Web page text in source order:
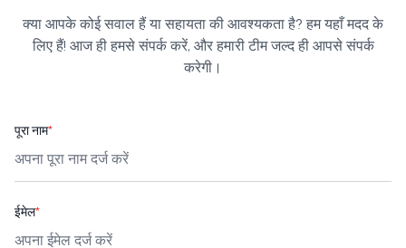
क्या आपके कोई सवाल हैं या सहायता की आवश्यकता है? हम यहाँ मदद के
लिए हैं! आज ही हमसे संपर्क करें, और हमारी टीम जल्द ही आपसे संपर्क
करेगी।
पूरा नाम*
ईमेल*